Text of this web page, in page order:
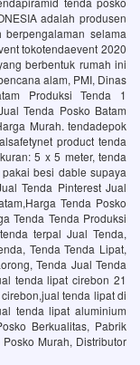
adalah produsen
selama
tokotendaevent 2020
berbentuk rumah ini
alam, PMI, Dinas
Produksi Tenda 1
Tenda Posko Batam
Murah. tendadepok
product tenda
5 x 5 meter, tenda
besi dable supaya
Tenda Pinterest Jual
Tenda Posko
Tenda Tenda Produksi
terpal Jual Tenda,
Tenda Tenda Lipat,
Tenda Jual Tenda
tenda lipat cirebon 21
tenda lipat di
tenda lipat aluminium
Berkualitas, Pabrik
Murah, Distributor